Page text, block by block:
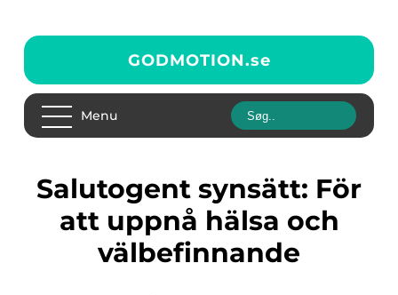
GODMOTION.se
Menu
Salutogent synsätt: För
att uppnå hälsa och
välbefinnande